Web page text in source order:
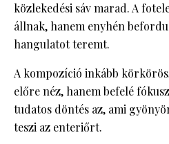
közlekedési sáv marad. A
állnak, hanem enyhén
hangulatot teremt.
A kompozíció inkább
előre néz, hanem befelé
tudatos döntés az, ami
teszi az enteriőrt.